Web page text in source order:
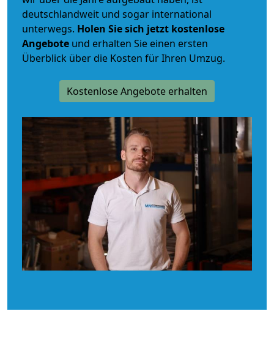
deutschlandweit und sogar international
unterwegs. Holen Sie sich jetzt kostenlose
Angebote und erhalten Sie einen ersten
Überblick über die Kosten für Ihren Umzug.
Kostenlose Angebote erhalten